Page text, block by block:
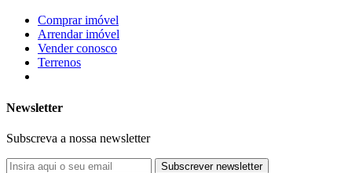
Comprar imóvel
Arrendar imóvel
Vender conosco
Terrenos
Newsletter
Subscreva a nossa newsletter
Subscrever newsletter